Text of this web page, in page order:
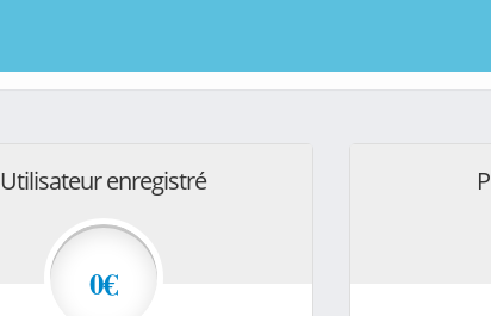
Utilisateur enregistré
0€